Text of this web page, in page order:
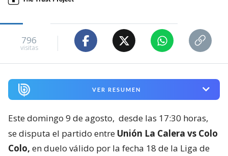
796
visitas
VER RESUMEN
Este domingo 9 de agosto, desde las 17:30 horas,
se disputa el partido entre Unión La Calera vs Colo
Colo, en duelo válido por la fecha 18 de la Liga de